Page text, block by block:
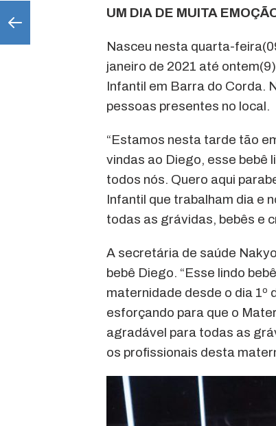
UM DIA DE MUITA
Nasceu nesta quarta-
janeiro de 2021 até
Infantil em Barra do Corda.
pessoas presentes no local.
“Estamos nesta tarde tão
vindas ao Diego, esse bebê
todos nós. Quero aqui
Infantil que trabalham dia e
todas as grávidas, bebês e
A secretária de saúde
bebê Diego. “Esse lindo
maternidade desde o dia 1º
esforçando para que o
agradável para todas as
os profissionais desta